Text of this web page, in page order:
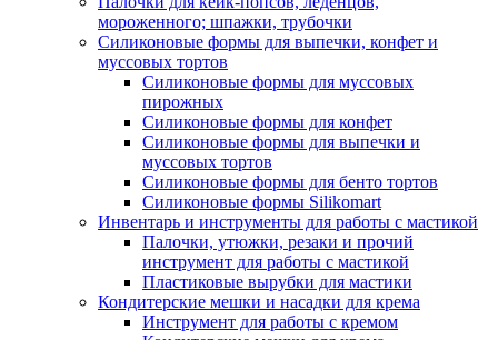
мороженного; шпажки, трубочки
Силиконовые формы для выпечки, конфет и
муссовых тортов
Силиконовые формы для муссовых
пирожных
Силиконовые формы для конфет
Силиконовые формы для выпечки и
муссовых тортов
Силиконовые формы для бенто тортов
Силиконовые формы Silikomart
Инвентарь и инструменты для работы с мастикой
Палочки, утюжки, резаки и прочий
инструмент для работы с мастикой
Пластиковые вырубки для мастики
Кондитерские мешки и насадки для крема
Инструмент для работы с кремом